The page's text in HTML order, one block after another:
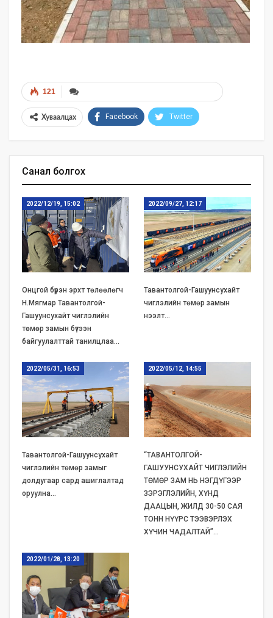
121
Хуваалцах Facebook Twitter
Санал болгох
2022/12/19, 15:02
Онцгой бүрэн эрхт төлөөлөгч
Н.Мягмар Тавантолгой-
Гашуунсухайт чиглэлийн
төмөр замын бүтээн
байгуулалттай танилцлаа…
2022/09/27, 12:17
Тавантолгой-Гашуунсухайт
чиглэлийн төмөр замын
нээлт…
2022/05/31, 16:53
Тавантолгой-Гашуунсухайт
чиглэлийн төмөр замыг
долдугаар сард ашиглалтад
оруулна…
2022/05/12, 14:55
“ТАВАНТОЛГОЙ-
ГАШУУНСУХАЙТ ЧИГЛЭЛИЙН
ТӨМӨР ЗАМ НЬ НЭГДҮГЭЭР
ЗЭРЭГЛЭЛИЙН, ХҮНД
ДААЦЫН, ЖИЛД 30-50 САЯ
ТОНН НҮҮРС ТЭЭВЭРЛЭХ
ХҮЧИН ЧАДАЛТАЙ”…
2022/01/28, 13:20